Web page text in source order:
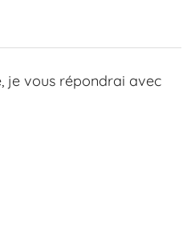
je vous répondrai avec